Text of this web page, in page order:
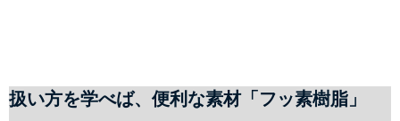
扱い方を学べば、便利な素材「フッ素樹脂」